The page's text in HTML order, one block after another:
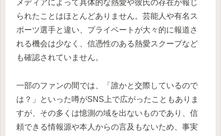
メディアによって具体的な熱愛や彼氏の存在が報じ
られたことはほとんどありません。芸能人や有名ス
ポーツ選手と違い、プライベートが大々的に報道さ
れる機会は少なく、信憑性のある熱愛スクープなど
も確認されていません。
一部のファンの間では、「誰かと交際しているので
は？」といった噂がSNS上で広がったこともありま
すが、その多くは憶測の域を出ないものであり、信
頼できる情報源や本人からの言及もないため、事実